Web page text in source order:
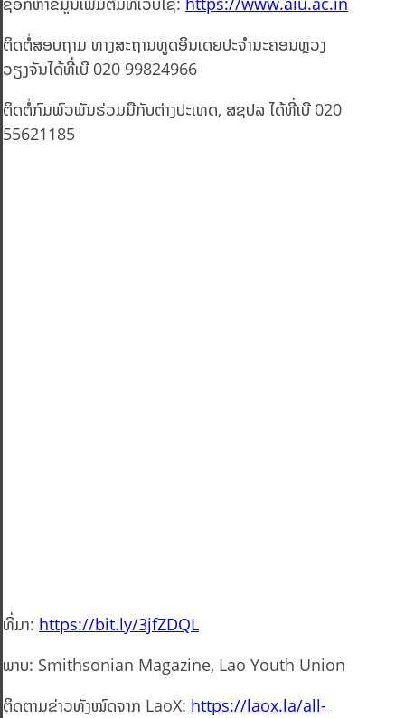
ຕິດຕໍ່ສອບຖາມ ທາງສະຖານທູດອິນເດຍປະຈຳນະຄອນຫຼວງ
ວຽງຈັນໄດ້ທີ່ເບີ 020 99824966
ຕິດຕໍ່ກົມພົວພັນຮ່ວມມືກັບຕ່າງປະເທດ, ສຊປລ ໄດ້ທີ່ເບີ 020
55621185
ທີ່ມາ: https://bit.ly/3jfZDQL
ພາບ: Smithsonian Magazine, Lao Youth Union
ຕິດຕາມຂ່າວທັງໝົດຈາກ LaoX: https://laox.la/all-